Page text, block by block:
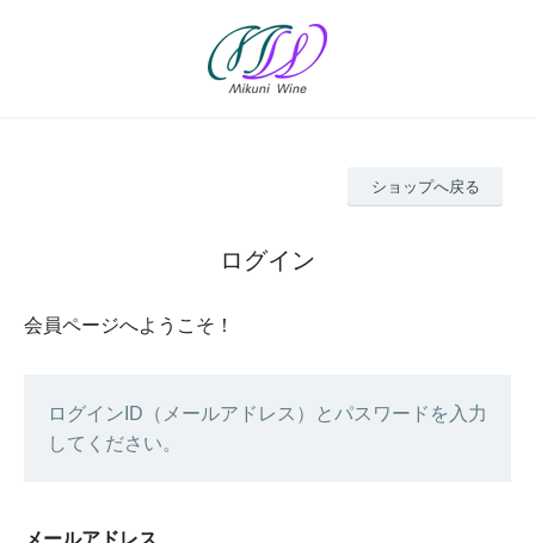
ショップへ戻る
ログイン
会員ページへようこそ！
ログインID（メールアドレス）とパスワードを入力
してください。
メールアドレス